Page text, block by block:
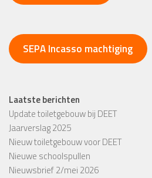
SEPA Incasso machtiging
Laatste berichten
Update toiletgebouw bij DEET
Jaarverslag 2025
Nieuw toiletgebouw voor DEET
Nieuwe schoolspullen
Nieuwsbrief 2/mei 2026